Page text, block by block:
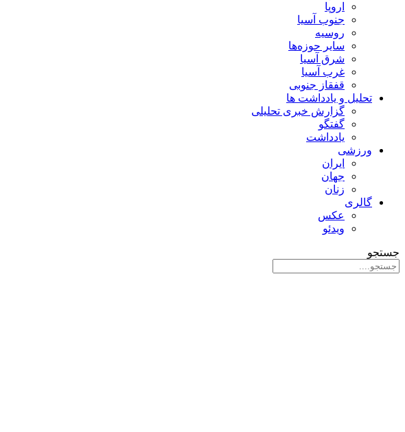
اروپا
جنوب آسیا
روسیه
سایر حوزه‌ها
شرق آسیا
غرب آسیا
قفقاز جنوبی
تحلیل و یادداشت ها
گزارش خبری تحلیلی
گفتگو
یادداشت
ورزشی
ایران
جهان
زنان
گالری
عکس
ویدئو
جستجو